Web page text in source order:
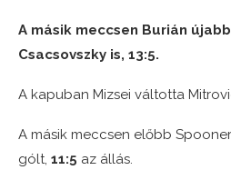
A másik meccsen Burián
Csacsovszky is, 13:5.
A kapuban Mizsei váltotta
A másik meccsen előbb
gólt, 11:5 az állás.